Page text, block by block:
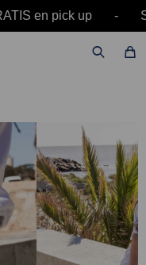
en pick up -